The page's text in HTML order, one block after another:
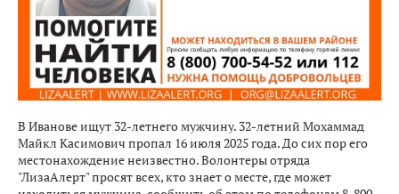
В Иванове ищут 32-летнего мужчину. 32-летний Мохаммад
Майкл Касимович пропал 16 июля 2025 года. До сих пор его
местонахождение неизвестно. Волонтеры отряда
"ЛизаАлерт" просят всех, кто знает о месте, где может